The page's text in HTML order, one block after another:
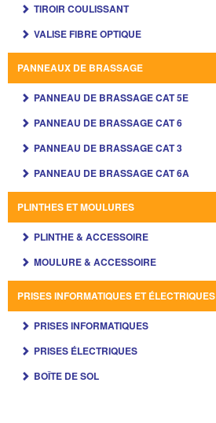
TIROIR COULISSANT
VALISE FIBRE OPTIQUE
PANNEAUX DE BRASSAGE
PANNEAU DE BRASSAGE CAT 5E
PANNEAU DE BRASSAGE CAT 6
PANNEAU DE BRASSAGE CAT 3
PANNEAU DE BRASSAGE CAT 6A
PLINTHES ET MOULURES
PLINTHE & ACCESSOIRE
MOULURE & ACCESSOIRE
PRISES INFORMATIQUES ET ÉLECTRIQUES
PRISES INFORMATIQUES
PRISES ÉLECTRIQUES
BOÎTE DE SOL